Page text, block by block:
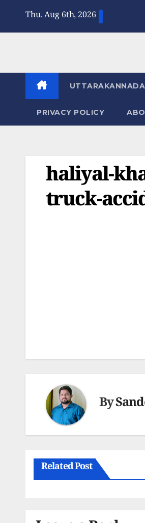
Thu. Aug 6th, 2026
UTTARAKANNADA
PRIVACY POLICY
haliyal-
truck-
By
Related Post